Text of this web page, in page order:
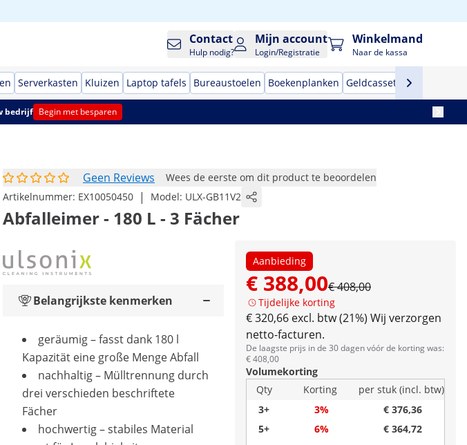
Contact
Hulp nodig?
Mijn account
Login/Registratie
Winkelmand
Naar de kassa
Serverkasten Kluizen Laptop tafels Bureaustoelen Boekenplanken Geldcassettes
bedrijf Begin met besparen
Geen Reviews
Wees de eerste om dit product te beoordelen
Artikelnummer: EX10050450 | Model: ULX-GB11V2
Abfalleimer - 180 L - 3 Fächer
Aanbieding
€ 388,00€ 408,00
Tijdelijke korting
€ 320,66 excl. btw (21%) Wij verzorgen
netto-facturen.
De laagste prijs in de 30 dagen vóór de korting was:
€ 408,00
Volumekorting
Qty
Korting
per stuk (incl. btw)
3+
3%
€ 376,36
5+
6%
€ 364,72
Belangrijkste kenmerken
geräumig – fasst dank 180 l
Kapazität eine große Menge Abfall
nachhaltig – Mülltrennung durch
drei verschieden beschriftete
Fächer
hochwertig – stabiles Material